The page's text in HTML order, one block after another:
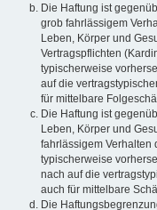
Die Haftung ist
grob fahrlässigem
Leben, Körper und
Vertragspflichten
typischerweise
auf die
für mittelbare
Die Haftung ist
Leben, Körper und
fahrlässigem Verhalten
typischerweise
nach auf die
auch für mittelbare
Die